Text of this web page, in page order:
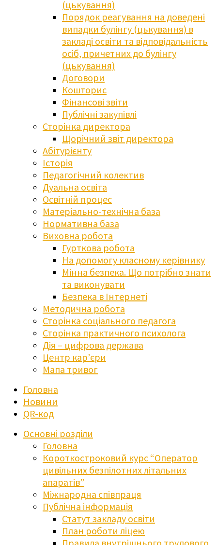
(цькування)
Порядок реагування на доведені
випадки булінгу (цькування) в
закладі освіти та відповідальність
осіб, причетних до булінгу
(цькування)
Договори
Кошторис
Фінансові звіти
Публічні закупівлі
Сторінка директора
Щорічний звіт директора
Абітурієнту
Історія
Педагогічний колектив
Дуальна освіта
Освітній процес
Матеріально-технічна база
Нормативна база
Виховна робота
Гурткова робота
На допомогу класному керівнику
Мінна безпека. Що потрібно знати
та виконувати
Безпека в Інтернеті
Методична робота
Сторінка соціального педагога
Сторінка практичного психолога
Дія – цифрова держава
Центр кар’єри
Мапа тривог
Головна
Новини
QR-код
Основні розділи
Головна
Короткостроковий курс “Оператор
цивільних безпілотних літальних
апаратів”
Міжнародна співпраця
Публічна інформація
Статут закладу освіти
План роботи ліцею